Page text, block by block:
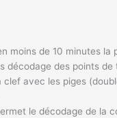
moins de 10 minutes
décodage des points de
clef avec les piges
le décodage de la